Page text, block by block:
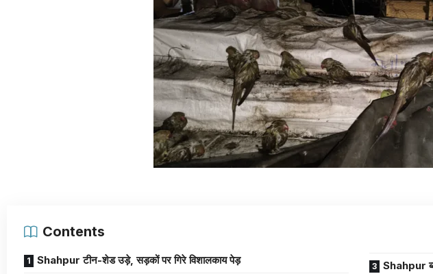
Contents
Shahpur टीन-शेड उड़े, सड़कों पर गिरे विशालकाय पेड़
Shahpur